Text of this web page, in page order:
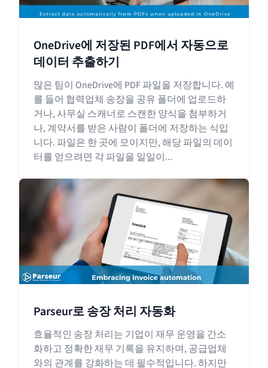
OneDrive에 저장된 PDF에서 자동으로
데이터 추출하기
많은 팀이 OneDrive에 PDF 파일을 저장합니다. 예
를 들어 협력업체 송장을 공유 폴더에 업로드하
거나, 사무실 스캐너로 스캔한 양식을 첨부하거
나, 계약서를 받은 사람이 폴더에 저장하는 식입
니다. 파일은 한 곳에 모이지만, 해당 파일의 데이
터를 얻으려면 각 파일을 일일이...
Parseur로 송장 처리 자동화
효율적인 송장 처리는 기업이 재무 운영을 간소
화하고 정확한 재무 기록을 유지하며, 공급업체
와의 관계를 강화하는 데 필수적입니다. 하지만